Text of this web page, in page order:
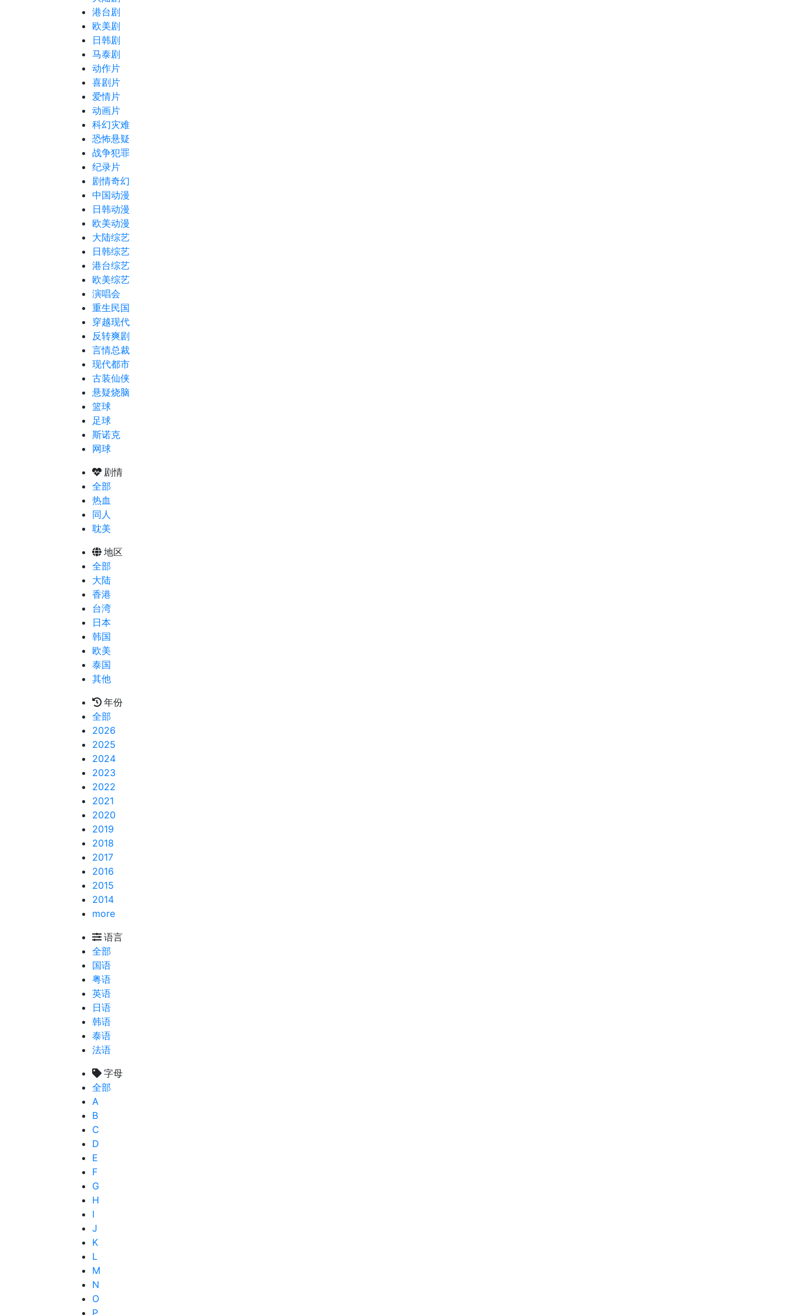
港台剧
欧美剧
日韩剧
马泰剧
动作片
喜剧片
爱情片
动画片
科幻灾难
恐怖悬疑
战争犯罪
纪录片
剧情奇幻
中国动漫
日韩动漫
欧美动漫
大陆综艺
日韩综艺
港台综艺
欧美综艺
演唱会
重生民国
穿越现代
反转爽剧
言情总裁
现代都市
古装仙侠
悬疑烧脑
篮球
足球
斯诺克
网球
剧情
全部
热血
同人
耽美
地区
全部
大陆
香港
台湾
日本
韩国
欧美
泰国
其他
年份
全部
2026
2025
2024
2023
2022
2021
2020
2019
2018
2017
2016
2015
2014
more
语言
全部
国语
粤语
英语
日语
韩语
泰语
法语
字母
全部
A
B
C
D
E
F
G
H
I
J
K
L
M
N
O
P